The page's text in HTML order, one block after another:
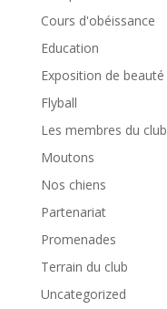
Cours d'obéissance
Education
Exposition de beauté
Flyball
Les membres du club
Moutons
Nos chiens
Partenariat
Promenades
Terrain du club
Uncategorized